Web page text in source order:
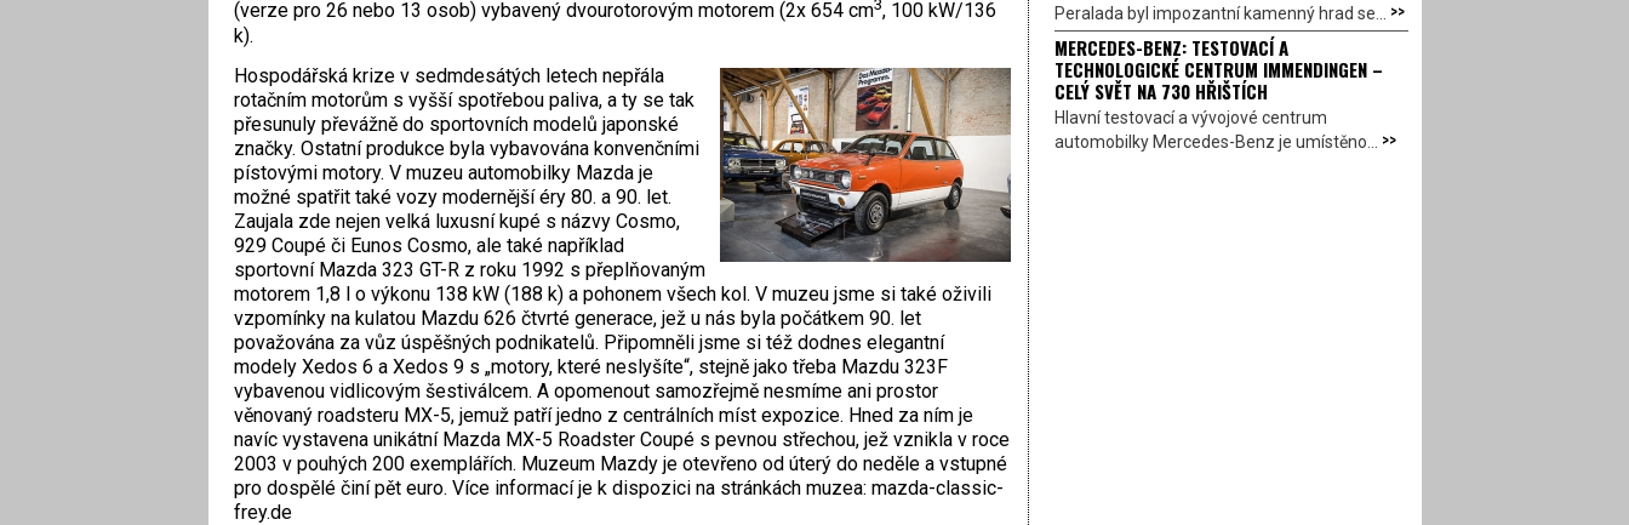
(verze pro 26 nebo 13 osob) vybavený dvourotorovým motorem (2x 654 cm3, 100 kW/136
k).
Hospodářská krize v sedmdesátých letech nepřála
rotačním motorům s vyšší spotřebou paliva, a ty se tak
přesunuly převážně do sportovních modelů japonské
značky. Ostatní produkce byla vybavována konvenčními
pístovými motory. V muzeu automobilky Mazda je
možné spatřit také vozy modernější éry 80. a 90. let.
Zaujala zde nejen velká luxusní kupé s názvy Cosmo,
929 Coupé či Eunos Cosmo, ale také například
sportovní Mazda 323 GT-R z roku 1992 s přeplňovaným
motorem 1,8 l o výkonu 138 kW (188 k) a pohonem všech kol. V muzeu jsme si také oživili
vzpomínky na kulatou Mazdu 626 čtvrté generace, jež u nás byla počátkem 90. let
považována za vůz úspěšných podnikatelů. Připomněli jsme si též dodnes elegantní
modely Xedos 6 a Xedos 9 s „motory, které neslyšíte“, stejně jako třeba Mazdu 323F
vybavenou vidlicovým šestiválcem. A opomenout samozřejmě nesmíme ani prostor
věnovaný roadsteru MX-5, jemuž patří jedno z centrálních míst expozice. Hned za ním je
navíc vystavena unikátní Mazda MX-5 Roadster Coupé s pevnou střechou, jež vznikla v roce
2003 v pouhých 200 exemplářích. Muzeum Mazdy je otevřeno od úterý do neděle a vstupné
pro dospělé činí pět euro. Více informací je k dispozici na stránkách muzea: mazda-classic-
frey.de
Peralada byl impozantní kamenný hrad se... >>
MERCEDES-BENZ: TESTOVACÍ A
TECHNOLOGICKÉ CENTRUM IMMENDINGEN –
CELÝ SVĚT NA 730 HŘIŠTÍCH
Hlavní testovací a vývojové centrum
automobilky Mercedes-Benz je umístěno... >>